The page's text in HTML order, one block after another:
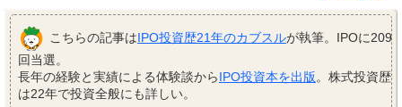
こちらの記事はIPO投資歴21年のカブスルが執筆。IPOに209
回当選。
長年の経験と実績による体験談からIPO投資本を出版。株式投資歴
は22年で投資全般にも詳しい。